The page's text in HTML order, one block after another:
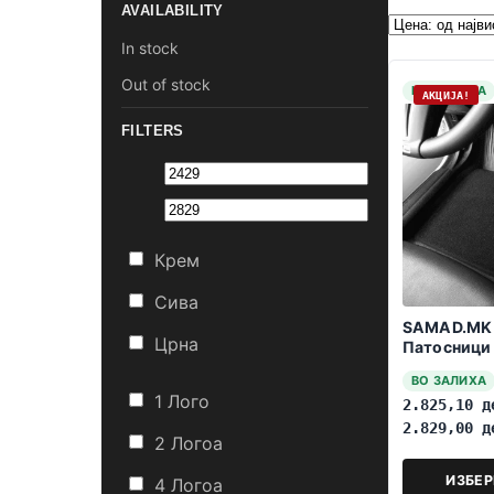
AVAILABILITY
In stock
Out of stock
FILTERS
Крем
Сива
Црна
1 Лого
2 Логоa
4 Логоa
НА ЗАЛИХА
АКЦИЈА!
SAMAD.MK
Патосници
ВО ЗАЛИХА
2.825,10
2.829,00